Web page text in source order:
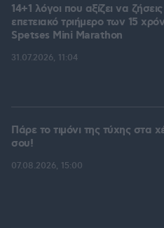
14+1 λόγοι που αξίζει να
επετειακό τριήμερο των 15
Spetses Mini Marathon
31.07.2026, 11:04
Πάρε το τιμόνι της τύχης στα
σου!
07.08.2026, 15:00